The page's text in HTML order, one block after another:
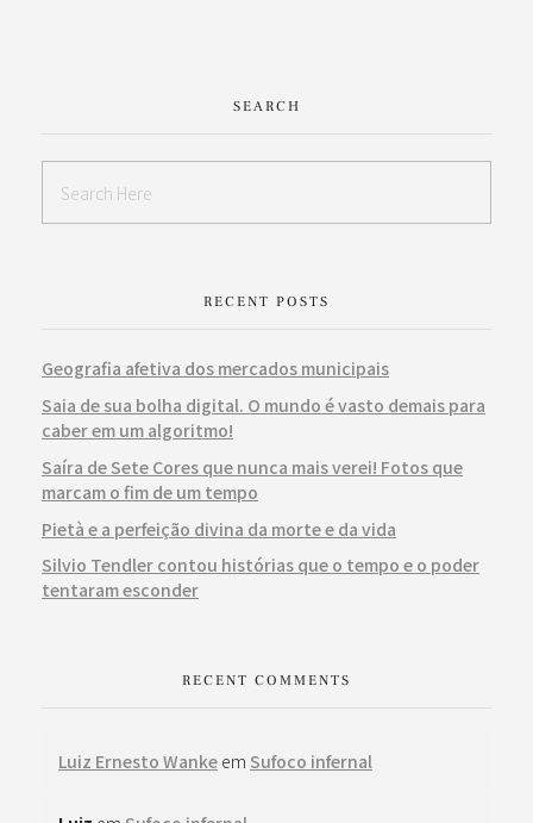
SEARCH
RECENT POSTS
Geografia afetiva dos mercados municipais
Saia de sua bolha digital. O mundo é vasto demais para
caber em um algoritmo!
Saíra de Sete Cores que nunca mais verei! Fotos que
marcam o fim de um tempo
Pietà e a perfeição divina da morte e da vida
Silvio Tendler contou histórias que o tempo e o poder
tentaram esconder
RECENT COMMENTS
Luiz Ernesto Wanke em Sufoco infernal